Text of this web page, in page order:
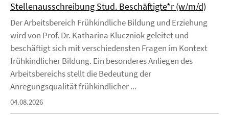
Stellenausschreibung Stud. Beschäftigte*r (w/m/d)
Der Arbeitsbereich Frühkindliche Bildung und Erziehung
wird von Prof. Dr. Katharina Kluczniok geleitet und
beschäftigt sich mit verschiedensten Fragen im Kontext
frühkindlicher Bildung. Ein besonderes Anliegen des
Arbeitsbereichs stellt die Bedeutung der
Anregungsqualität frühkindlicher ...
04.08.2026